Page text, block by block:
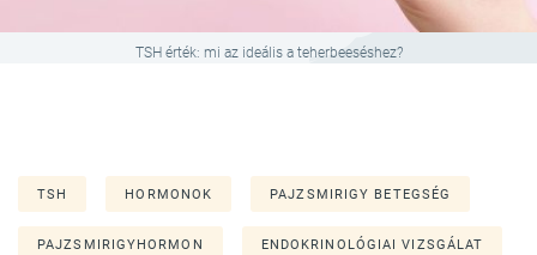
TSH érték: mi az ideális a teherbeeséshez?
TSH HORMONOK PAJZSMIRIGY BETEGSÉG
PAJZSMIRIGYHORMON ENDOKRINOLÓGIAI VIZSGÁLAT